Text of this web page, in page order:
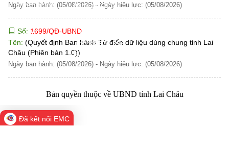
Ngày ban hành: (05/08/2026) - Ngày hiệu lực: (05/08/2026)
Số: 1699/QĐ-UBND
Tên: (Quyết định Ban hành Từ điển dữ liệu dùng chung tỉnh Lai
Châu (Phiên bản 1.0))
Ngày ban hành: (05/08/2026) - Ngày hiệu lực: (05/08/2026)
nhiệm chính:
Email:
tỉnh Lai Châu
02133.876.337; 02133.876.359 |
02133.876.356
laichau@chinhphu.vn
Bản quyền thuộc về UBND tỉnh Lai Châu
Đã kết nối EMC